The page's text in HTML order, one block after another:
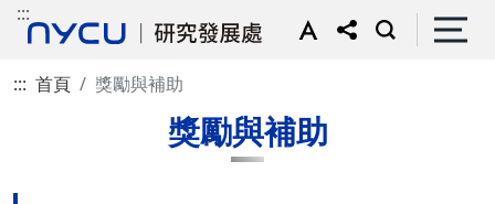
:::
::: 首頁 獎勵與補助
獎勵與補助